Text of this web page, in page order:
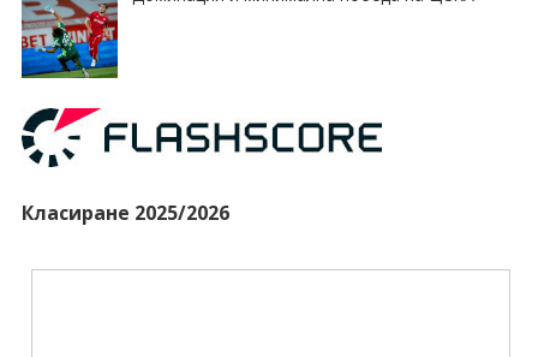
Класиране 2025/2026